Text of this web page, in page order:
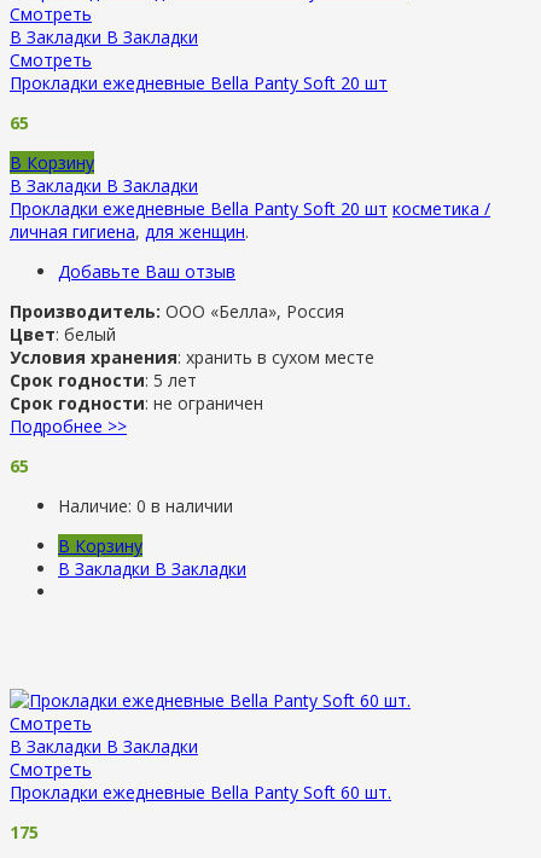
Смотреть
В Закладки В Закладки
Смотреть
Прокладки ежедневные Bella Panty Soft 20 шт
65
В Корзину
В Закладки В Закладки
Прокладки ежедневные Bella Panty Soft 20 шт косметика /
личная гигиена, для женщин.
Добавьте Ваш отзыв
Производитель: ООО «Белла», Россия
Цвет: белый
Условия хранения: хранить в сухом месте
Срок годности: 5 лет
Срок годности: не ограничен
Подробнее >>
65
Наличие: 0 в наличии
В Корзину
В Закладки В Закладки
Смотреть
В Закладки В Закладки
Смотреть
Прокладки ежедневные Bella Panty Soft 60 шт.
175